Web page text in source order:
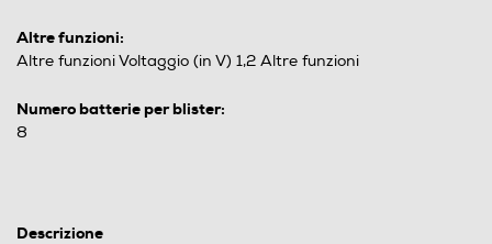
Altre funzioni:
Altre funzioni Voltaggio (in V) 1,2 Altre funzioni
Numero batterie per blister:
8
Descrizione